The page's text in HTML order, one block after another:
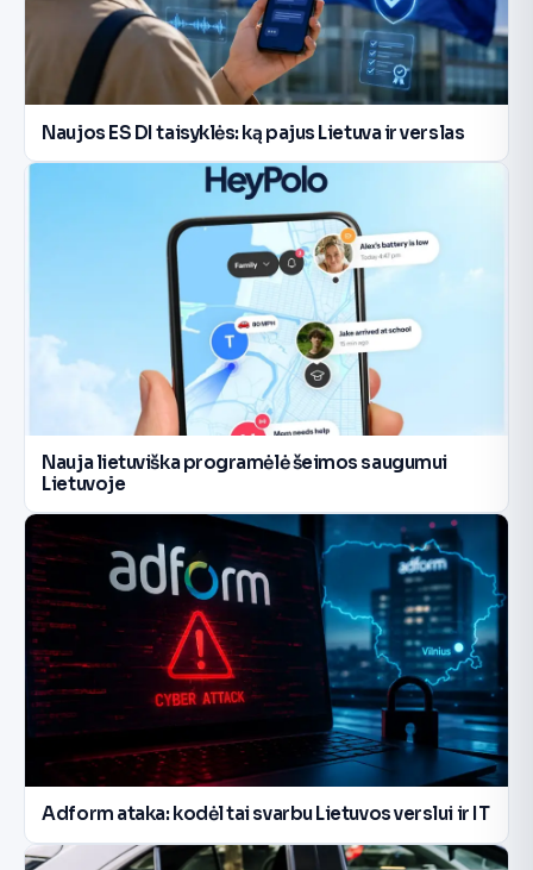
Naujos ES DI taisyklės: ką pajus Lietuva ir verslas
Nauja lietuviška programėlė šeimos saugumui
Lietuvoje
Adform ataka: kodėl tai svarbu Lietuvos verslui ir IT